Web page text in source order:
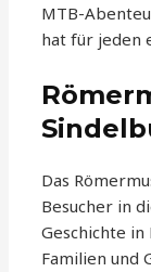
MTB-
hat für jeden
Das
Besucher in
Geschichte
Familien und